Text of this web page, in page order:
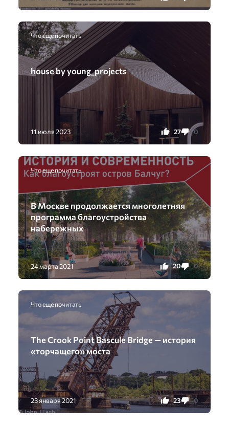
Что еще почитать
house by young_projects
11 июля 2023 27 0
Что еще почитать
В Москве продолжается многолетняя
программа благоустройства
набережных
24 марта 2021 20 0
Что еще почитать
The Crook Point Bascule Bridge — история
«торчащего» моста
23 января 2021 23 0